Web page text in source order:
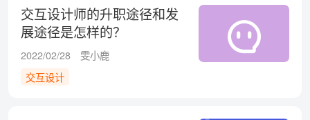
交互设计师的升职途径和发
展途径是怎样的？
2022/02/28
雯小鹿
交互设计